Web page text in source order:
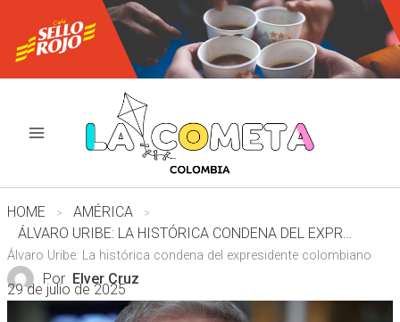
contenido
HOME
AMÉRICA
ÁLVARO URIBE: LA HISTÓRICA CONDENA DEL EXPRESIDENTE COLOMBIANO
Álvaro Uribe: La histórica condena del expresidente colombiano
Por Elver Cruz
29 de julio de 2025